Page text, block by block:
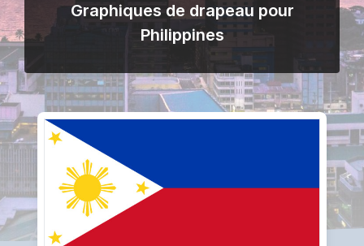
Graphiques de drapeau pour
Philippines